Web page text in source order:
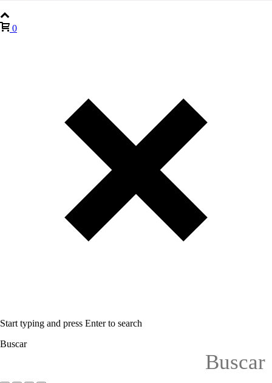
0
Start typing and press Enter to search
Buscar